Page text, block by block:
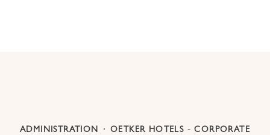
ADMINISTRATION ·
OETKER HOTELS - CORPORATE